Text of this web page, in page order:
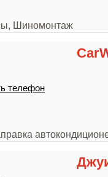
Шиномонтаж
телефон